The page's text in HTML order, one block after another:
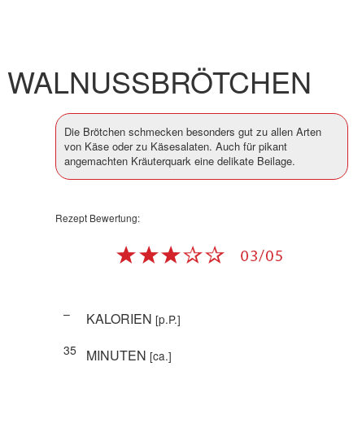
WALNUSSBRÖTCHEN
Die Brötchen schmecken besonders gut zu allen Arten
von Käse oder zu Käsesalaten. Auch für pikant
angemachten Kräuterquark eine delikate Beilage.
Rezept Bewertung:
– KALORIEN [p.P.]
35
MINUTEN [ca.]